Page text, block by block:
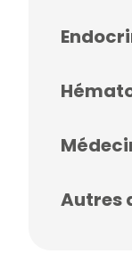
Autres